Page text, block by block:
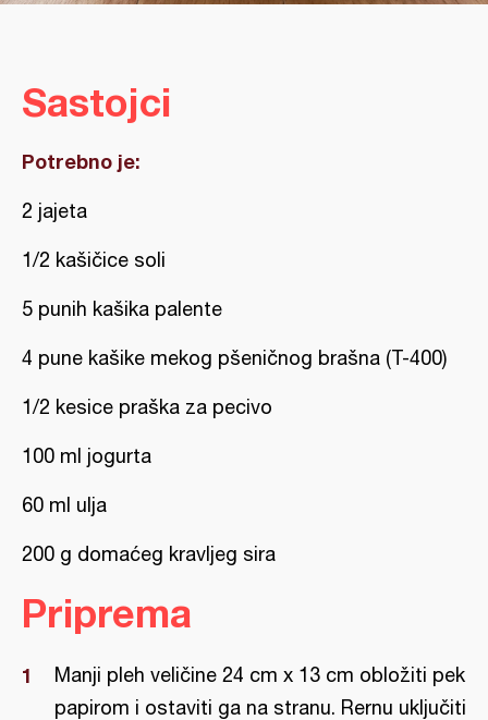
Sastojci
Potrebno je:
2 jajeta
1/2 kašičice soli
5 punih kašika palente
4 pune kašike mekog pšeničnog brašna (T-400)
1/2 kesice praška za pecivo
100 ml jogurta
60 ml ulja
200 g domaćeg kravljeg sira
Priprema
Manji pleh veličine 24 cm x 13 cm obložiti pek
papirom i ostaviti ga na stranu. Rernu uključiti